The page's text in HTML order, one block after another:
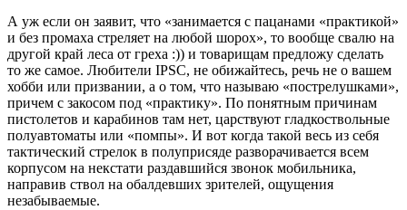
А уж если он заявит, что «занимается с пацанами «практикой»
и без промаха стреляет на любой шорох», то вообще свалю на
другой край леса от греха :)) и товарищам предложу сделать
то же самое. Любители IPSC, не обижайтесь, речь не о вашем
хобби или призвании, а о том, что называю «пострелушками»,
причем с закосом под «практику». По понятным причинам
пистолетов и карабинов там нет, царствуют гладкоствольные
полуавтоматы или «помпы». И вот когда такой весь из себя
тактический стрелок в полуприсяде разворачивается всем
корпусом на некстати раздавшийся звонок мобильника,
направив ствол на обалдевших зрителей, ощущения
незабываемые.